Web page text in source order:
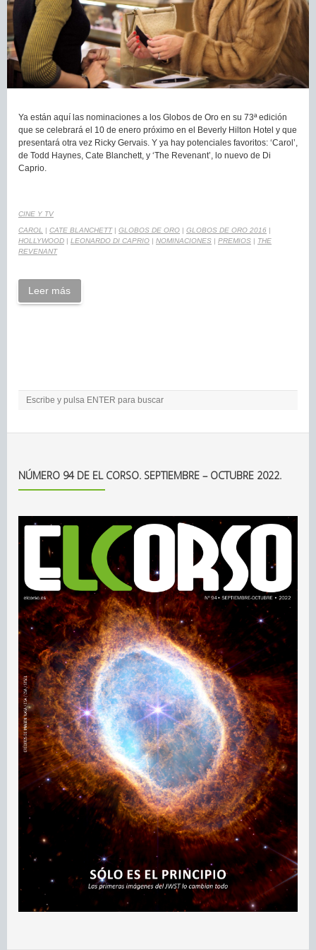
Ya están aquí las nominaciones a los Globos de Oro en su 73ª edición
que se celebrará el 10 de enero próximo en el Beverly Hilton Hotel y que
presentará otra vez Ricky Gervais. Y ya hay potenciales favoritos: ‘Carol’,
de Todd Haynes, Cate Blanchett, y ‘The Revenant’, lo nuevo de Di
Caprio.
CINE Y TV
CAROL CATE BLANCHETT| GLOBOS DE ORO GLOBOS DE ORO 2016
HOLLYWOOD
LEONARDO DI CAPRIO NOMINACIONES PREMIOS
THE
REVENANT
Leer más
NÚMERO 94 DE EL CORSO. SEPTIEMBRE – OCTUBRE 2022.